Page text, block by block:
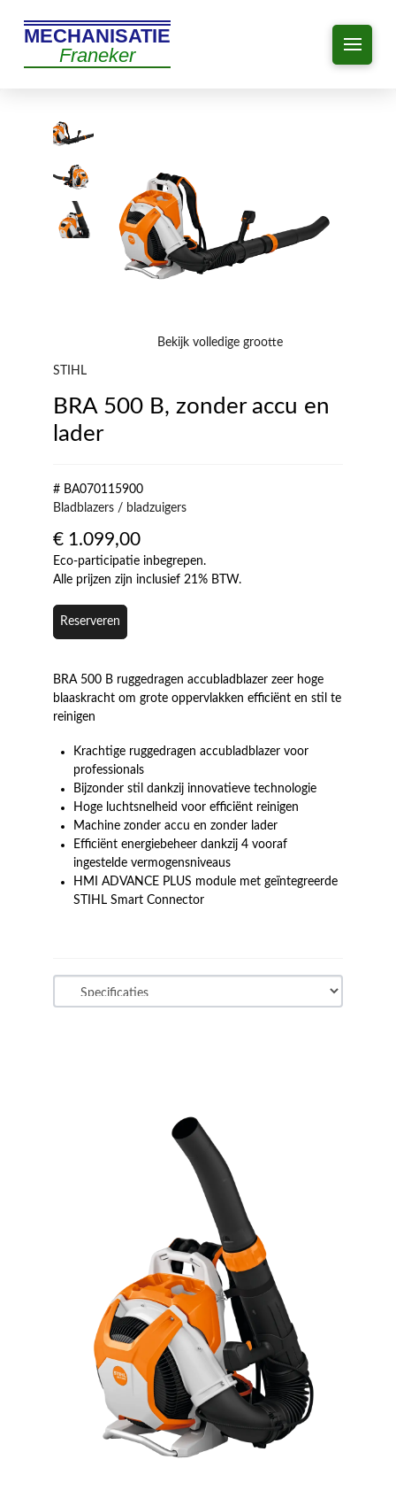
MECHANISATIE
Franeker
Bekijk volledige grootte
STIHL
BRA 500 B, zonder accu en
lader
# BA070115900
Bladblazers / bladzuigers
€ 1.099,00
Eco-participatie inbegrepen.
Alle prijzen zijn inclusief 21% BTW.
Reserveren
BRA 500 B ruggedragen accubladblazer zeer hoge
blaaskracht om grote oppervlakken efficiënt en stil te
reinigen
Krachtige ruggedragen accubladblazer voor
professionals
Bijzonder stil dankzij innovatieve technologie
Hoge luchtsnelheid voor efficiënt reinigen
Machine zonder accu en zonder lader
Efficiënt energiebeheer dankzij 4 vooraf
ingestelde vermogensniveaus
HMI ADVANCE PLUS module met geïntegreerde
STIHL Smart Connector